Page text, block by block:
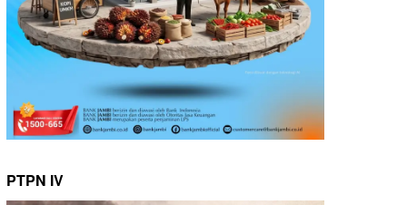
PTPN IV